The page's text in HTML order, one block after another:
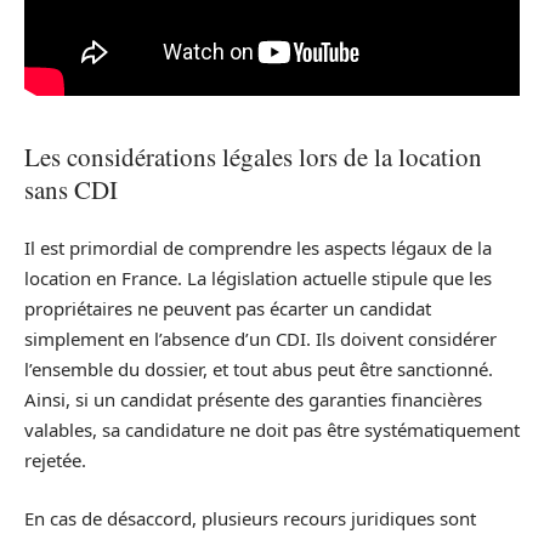
Les considérations légales lors de la location
sans CDI
Il est primordial de comprendre les aspects légaux de la
location en France. La législation actuelle stipule que les
propriétaires ne peuvent pas écarter un candidat
simplement en l’absence d’un CDI. Ils doivent considérer
l’ensemble du dossier, et tout abus peut être sanctionné.
Ainsi, si un candidat présente des garanties financières
valables, sa candidature ne doit pas être systématiquement
rejetée.
En cas de désaccord, plusieurs recours juridiques sont